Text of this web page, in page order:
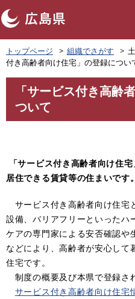
ペ
ー
ジ
の
で
トップページ 組織でさがす
付き高齢者向け住宅」の登録につい
「サービス付き高齢
ついて
「サービス付き高齢者向け住
居住できる賃貸等の住まいです。
サービス付き高齢者向け住宅
設備、バリアフリーといったハ
ケアの専門家による安否確認や
などにより、高齢者が安心して
住宅です。
制度の概要及び本県で登録さ
サービス付き高齢者向け住宅